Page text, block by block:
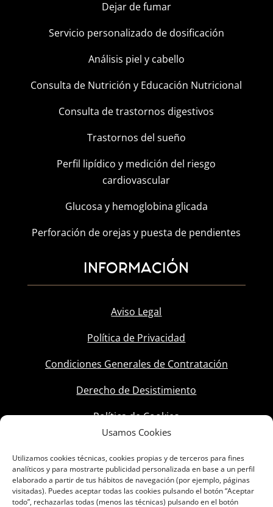
Usamos Cookies
Utilizamos cookies técnicas, cookies propias y de terceros para fines
analíticos y para mostrarte publicidad personalizada en base a un perfil
elaborado a partir de tus hábitos de navegación (por ejemplo, páginas
visitadas). Puedes aceptar todas las cookies pulsando el botón “Aceptar
todo”, rechazarlas todas (menos las técnicas) pulsando en el botón
Dejar de fumar
Servicio personalizado de dosificación
Análisis piel y cabello
Consulta de Nutrición y Educación Nutricional
Consulta de trastornos digestivos
Trastornos del sueño
Perfil lipídico y medición del riesgo
cardiovascular
Glucosa y hemoglobina glicada
Perforación de orejas y puesta de pendientes
INFORMACIÓN
Aviso Legal
Política de Privacidad
Condiciones Generales de Contratación
Derecho de Desistimiento
Política de Cookies